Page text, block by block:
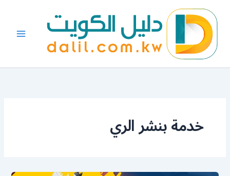
المحتوى
خدمة بنشر الري